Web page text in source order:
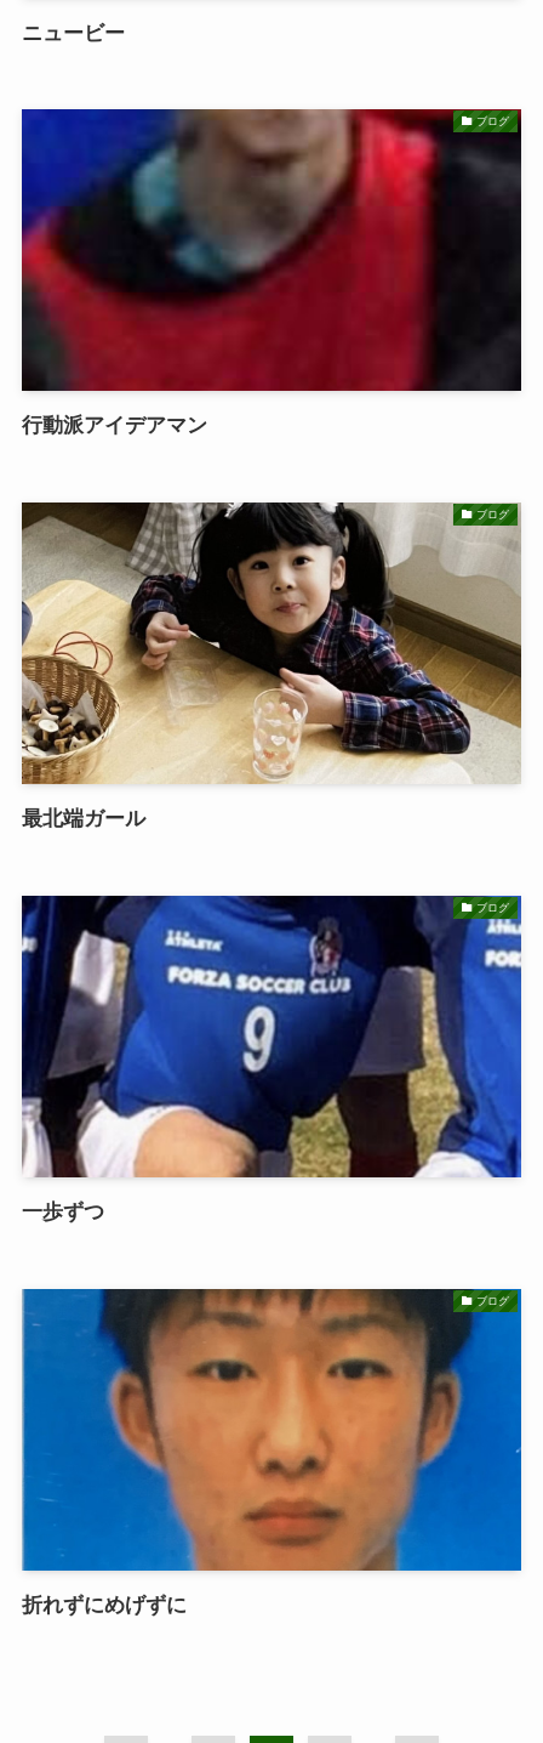
ニュービー
ブログ
行動派アイデアマン
ブログ
最北端ガール
ブログ
一歩ずつ
ブログ
折れずにめげずに